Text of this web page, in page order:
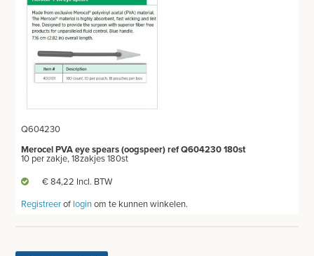
NEUSTAMPON
EAR WICK
ORTHOPEDISCHE BRACES
BLOEDSTELPENDE SPRAY
HANDSCHOENEN
HECHTINGSMATERIAAL
Q604230
Merocel PVA eye spears (oogspeer) ref Q604230 180st
10 per zakje, 18zakjes 180st
€ 84,22 Incl. BTW
Registreerof loginom te kunnen winkelen.